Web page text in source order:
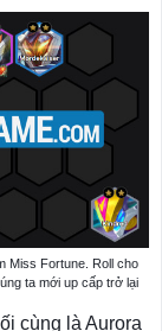
Miss Fortune. Roll cho
ta mới up cấp trở lại
cùng là Aurora